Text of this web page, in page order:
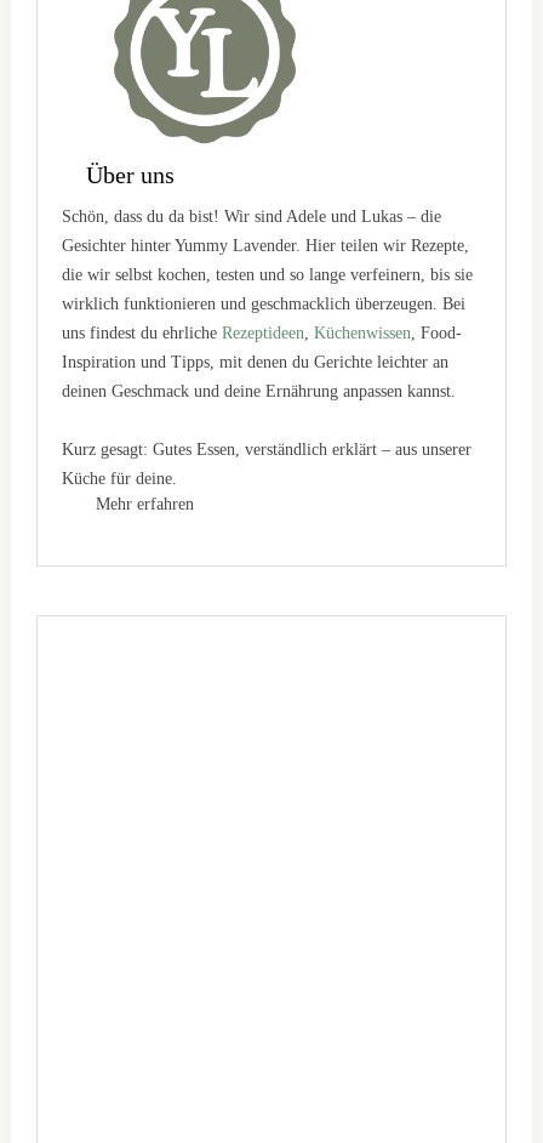
Über uns
Schön, dass du da bist! Wir sind Adele und Lukas – die
Gesichter hinter Yummy Lavender. Hier teilen wir Rezepte,
die wir selbst kochen, testen und so lange verfeinern, bis sie
wirklich funktionieren und geschmacklich überzeugen. Bei
uns findest du ehrlicheRezeptideen ,Küchenwissen , Food-
Inspiration und Tipps, mit denen du Gerichte leichter an
deinen Geschmack und deine Ernährung anpassen kannst.
Kurz gesagt: Gutes Essen, verständlich erklärt – aus unserer
Küche für deine.
Mehr erfahren